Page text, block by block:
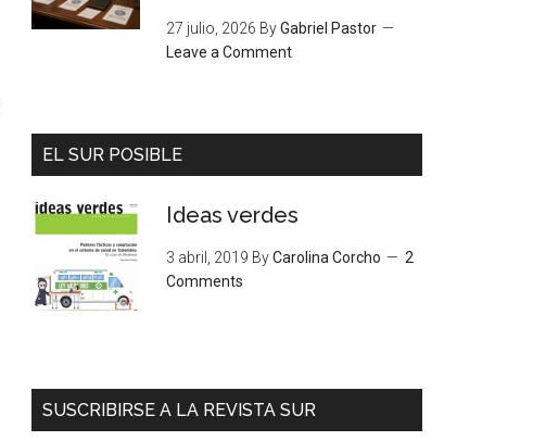
27 julio, 2026 ByGabriel Pastor
Leave a Comment
EL SUR POSIBLE
Ideas verdes
3 abril, 2019 ByCarolina Corcho
2
Comments
SUSCRIBIRSE A LA REVISTA SUR